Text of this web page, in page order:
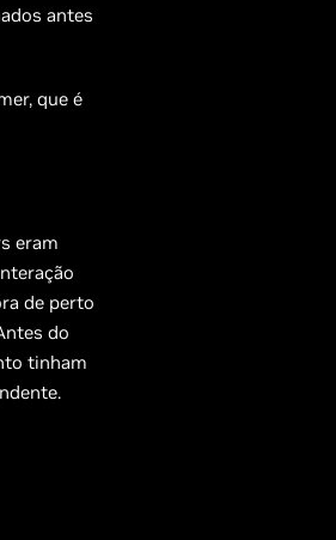
antes
que é
eram
de perto
do
tinham